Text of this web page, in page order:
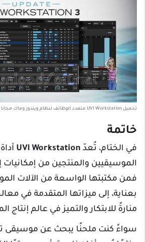
تحميل UVI Workstation متعدد الوظائف لنظام ويندوز وماك مجانا
خاتمة
في الختام، تُعدّ
الموسيقيين والمنتجين من إمكانيات
فمن مكتبتها الواسعة من الآلات
بعناية، إلى ميزاتها المتقدمة في
منارةً للابتكار والتميز في عالم إنتاج
سواءً كنت ملحنًا يبحث عن موسيقى